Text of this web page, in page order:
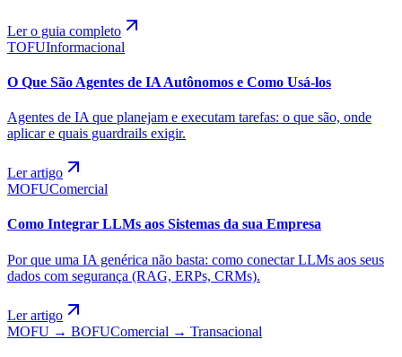
Ler o guia completo
TOFUInformacional
O Que São Agentes de IA Autônomos e Como Usá-los
Agentes de IA que planejam e executam tarefas: o que são, onde
aplicar e quais guardrails exigir.
Ler artigo
MOFUComercial
Como Integrar LLMs aos Sistemas da sua Empresa
Por que uma IA genérica não basta: como conectar LLMs aos seus
dados com segurança (RAG, ERPs, CRMs).
Ler artigo
MOFU → BOFUComercial → Transacional